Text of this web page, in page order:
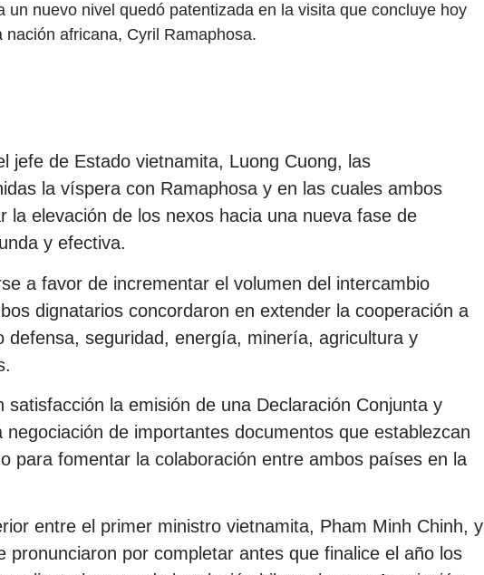
un nuevo nivel quedó patentizada en la visita que concluye hoy
africana, Cyril Ramaphosa.
jefe de Estado vietnamita, Luong Cuong, las
la víspera con Ramaphosa y en las cuales ambos
la elevación de los nexos hacia una nueva fase de
y efectiva.
a favor de incrementar el volumen del intercambio
dignatarios concordaron en extender la cooperación a
defensa, seguridad, energía, minería, agricultura y
satisfacción la emisión de una Declaración Conjunta y
de importantes documentos que establezcan
para fomentar la colaboración entre ambos países en la
entre el primer ministro vietnamita, Pham Minh Chinh, y
pronunciaron por completar antes que finalice el año los